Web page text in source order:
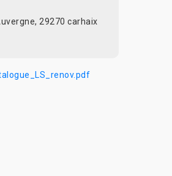
29270 carhaix